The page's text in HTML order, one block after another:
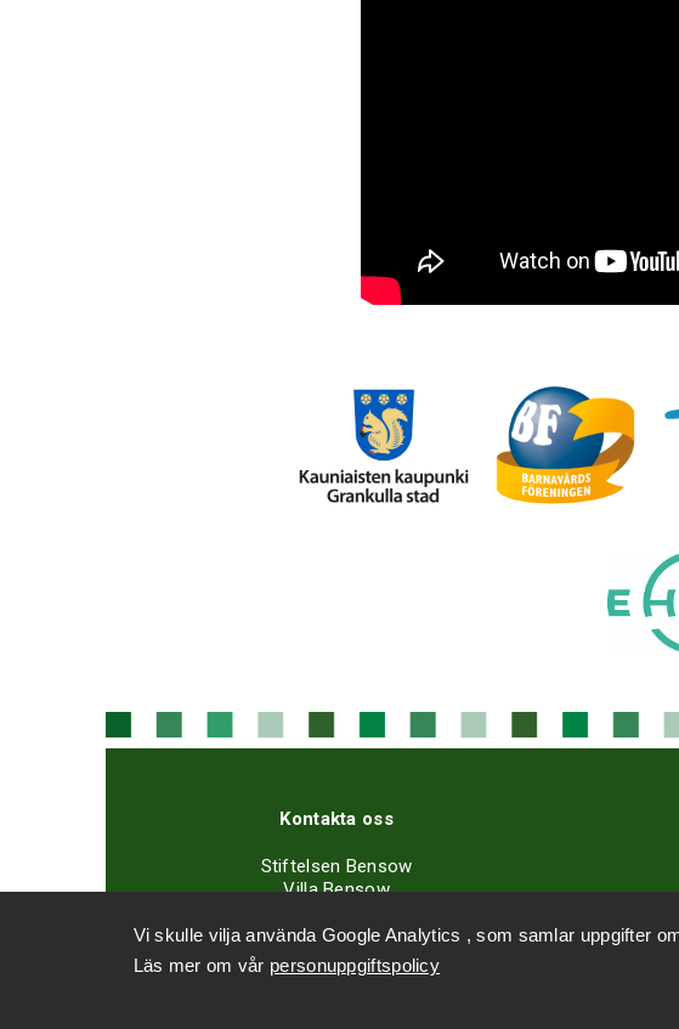
Kontakta oss
Stiftelsen Bensow
Villa Bensow
02700 Grankulla
Kontaktuppgifter »
Vi skulle vilja använda Google Analytics , som samlar uppgifter
Läs mer om vår personuppgiftspolicy